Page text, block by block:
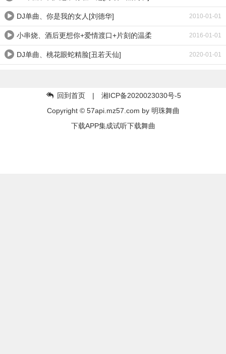
DJ单曲、你是我的女人[刘德华] 2010-01-01
小串烧、酒后更想你+爱情渡口+片刻的温柔 2016-01-01
DJ单曲、桃花眼蛇精脸[丑若天仙] 2020-01-01
回到首页| 湘ICP备2020023030号-5
Copyright © 57api.mz57.com by 明珠舞曲
下载APP集成试听下载舞曲